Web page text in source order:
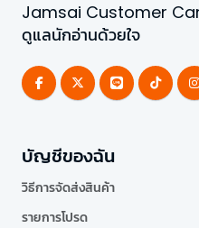
Jamsai Customer
ดูแลนักอ่านด้วยใจ
บัญชีของฉัน
วิธีการจัดส่งสินค้า
รายการโปรด